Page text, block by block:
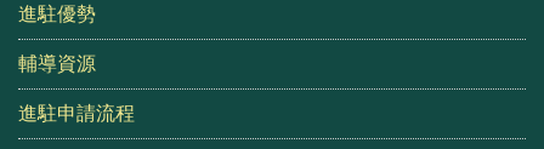
進駐優勢
輔導資源
進駐申請流程